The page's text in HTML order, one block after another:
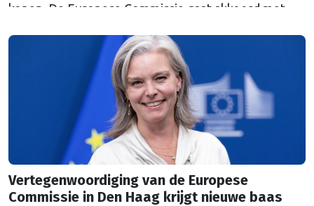
kopen. De Europese Commissie gaat akkoord met
Vertegenwoordiging van de Europese
Commissie in Den Haag krijgt nieuwe baas